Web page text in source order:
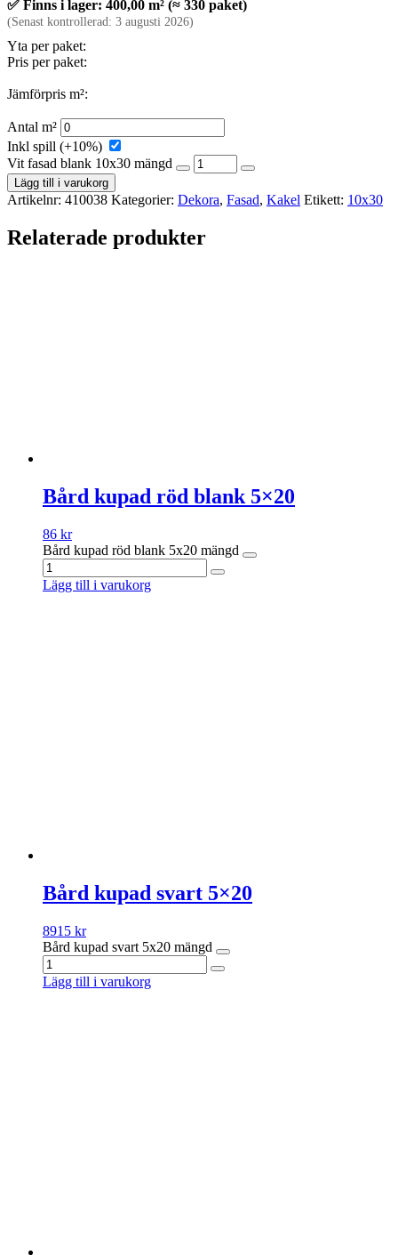
✅ Finns i lager: 400,00 m² (≈ 330 paket)
(Senast kontrollerad: 3 augusti 2026)
Yta per paket:
Pris per paket:
Jämförpris m²:
Antal m²
Inkl spill (+10%)
Vit fasad blank 10x30 mängd
Lägg till i varukorg
Artikelnr: 410038 Kategorier: Dekora, Fasad, Kakel Etikett: 10x30
Relaterade produkter
Bård kupad röd blank 5×20
86 kr
Bård kupad röd blank 5x20 mängd
Lägg till i varukorg
Bård kupad svart 5×20
8915 kr
Bård kupad svart 5x20 mängd
Lägg till i varukorg